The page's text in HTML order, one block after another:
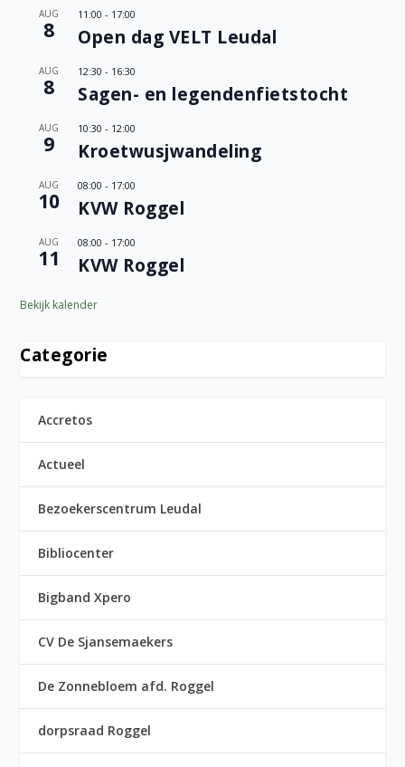
AUG
8
11:00 - 17:00
Open dag VELT Leudal
AUG
8
12:30 - 16:30
Sagen- en legendenfietstocht
AUG
9
10:30 - 12:00
Kroetwusjwandeling
AUG
10
08:00 - 17:00
KVW Roggel
AUG
11
08:00 - 17:00
KVW Roggel
Bekijk kalender
Categorie
Accretos
Actueel
Bezoekerscentrum Leudal
Bibliocenter
Bigband Xpero
CV De Sjansemaekers
De Zonnebloem afd. Roggel
dorpsraad Roggel